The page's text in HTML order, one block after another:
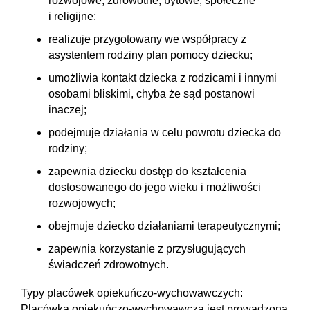
i religijne;
realizuje przygotowany we współpracy z
asystentem rodziny plan pomocy dziecku;
umożliwia kontakt dziecka z rodzicami i innymi
osobami bliskimi, chyba że sąd postanowi
inaczej;
podejmuje działania w celu powrotu dziecka do
rodziny;
zapewnia dziecku dostęp do kształcenia
dostosowanego do jego wieku i możliwości
rozwojowych;
obejmuje dziecko działaniami terapeutycznymi;
zapewnia korzystanie z przysługujących
świadczeń zdrowotnych.
Typy placówek opiekuńczo-wychowawczych: